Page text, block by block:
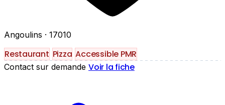
Angoulins · 17010
Restaurant Pizza Accessible PMR
Contact sur demande Voir la fiche